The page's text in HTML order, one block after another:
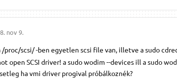
nov 9.
/proc/scsi/ -ben egyetlen scsi file van, illetve a sudo
open SCSI driver! a sudo wodim --devices ill a sudo
ha vmi driver progival próbálkoznék?